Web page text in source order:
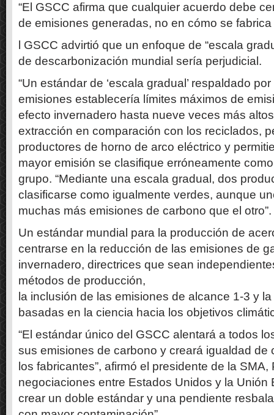
“El GSCC afirma que cualquier acuerdo debe
de emisiones generadas, no en cómo se fabrica
l GSCC advirtió que un enfoque de “escala
de descarbonización mundial sería perjudicial.
“Un estándar de ‘escala gradual’ respaldado
emisiones establecería límites máximos de
efecto invernadero hasta nueve veces más
extracción en comparación con los reciclados,
productores de horno de arco eléctrico y
mayor emisión se clasifique erróneamente
grupo. “Mediante una escala gradual, dos
clasificarse como igualmente verdes, aunque
muchas más emisiones de carbono que el otro”.
Un estándar mundial para la producción de
centrarse en la reducción de las emisiones de
invernadero, directrices que sean
métodos de producción,
la inclusión de las emisiones de alcance 1-3 y
basadas en la ciencia hacia los objetivos
“El estándar único del GSCC alentará a todos
sus emisiones de carbono y creará igualdad de
los fabricantes”, afirmó el presidente de la SMA,
negociaciones entre Estados Unidos y la Unión
crear un doble estándar y una pendiente